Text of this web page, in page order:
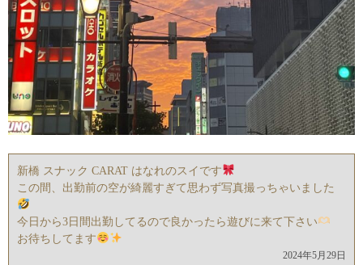
新橋 スナック CARAT はなれのスイです
この間、出勤前の空が綺麗すぎて思わず写真撮っちゃいました
今日から3日間出勤してるので良かったら遊びに来て下さい
お待ちしてます
2024年5月29日